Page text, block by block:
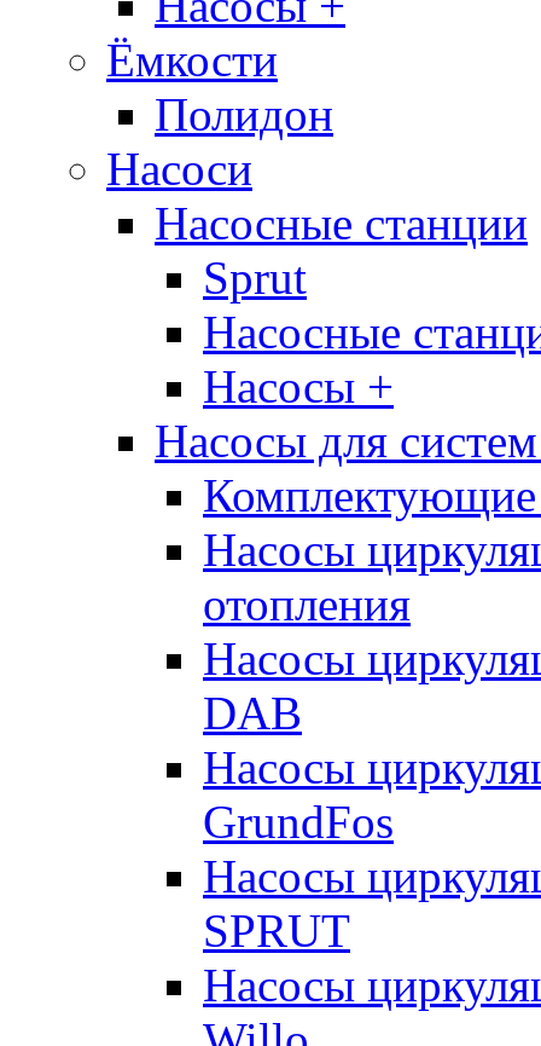
Ёмкости
Полидон
Насоси
Насосные станции
Sprut
Насосные
Насосы +
Насосы для
Комплектующие
Насосы
отопления
Насосы
DAB
Насосы
GrundFos
Насосы
SPRUT
Насосы